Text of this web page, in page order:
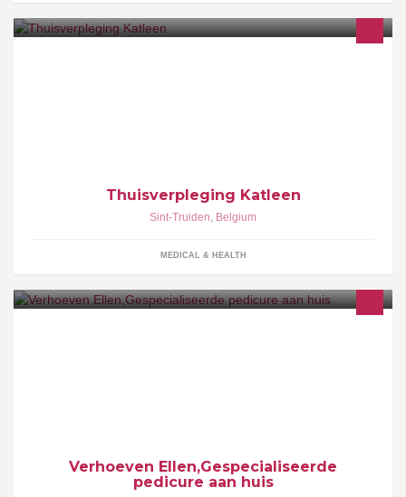
Thuisverpleging Katleen
Sint-Truiden, Belgium
MEDICAL & HEALTH
Verhoeven Ellen,Gespecialiseerde
pedicure aan huis